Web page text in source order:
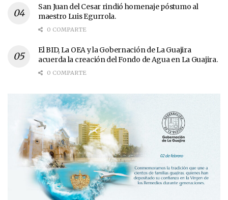
San Juan del Cesar rindió homenaje póstumo al
maestro Luis Egurrola.
0 COMPARTE
El BID, La OEA y la Gobernación de La Guajira
acuerda la creación del Fondo de Agua en La Guajira.
0 COMPARTE